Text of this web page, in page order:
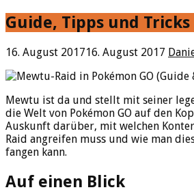
Guide, Tipps und Tricks
16. August 201716. August 2017
Mewtu ist da und stellt mit seiner
die Welt von Pokémon GO auf den
Auskunft darüber, mit welchen
Raid angreifen muss und wie man
fangen kann.
Auf einen Blick